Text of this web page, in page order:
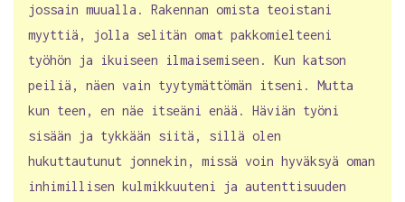
jossain muualla. Rakennan omista teoistani
myyttiä, jolla selitän omat pakkomielteeni
työhön ja ikuiseen ilmaisemiseen. Kun katson
peiliä, näen vain tyytymättömän itseni. Mutta
kun teen, en näe itseäni enää. Häviän työni
sisään ja tykkään siitä, sillä olen
hukuttautunut jonnekin, missä voin hyväksyä oman
inhimillisen kulmikkuuteni ja autenttisuuden